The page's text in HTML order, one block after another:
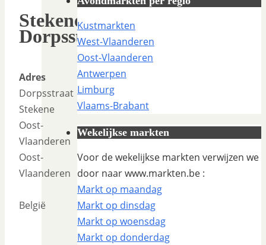
Stekene
Dorpsstraat
Adres
Dorpsstraat
Stekene
Oost-
Vlaanderen
Oost-
Vlaanderen
België
Kustmarkten
West-Vlaanderen
Oost-Vlaanderen
Antwerpen
Limburg
Vlaams-Brabant
Wekelijkse markten
Voor de wekelijkse markten verwijzen we
door naar www.markten.be :
Markt op maandag
Markt op dinsdag
Markt op woensdag
Markt op donderdag